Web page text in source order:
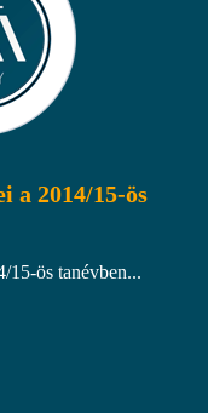
a 2014/15-ös
15-ös tanévben...